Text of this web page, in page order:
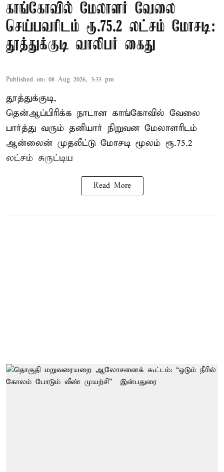
காங்கோவில் மேலாளர் வேலை
செய்பவரிடம் ரூ.75.2 லட்சம் மோசடி:
தூத்துக்குடி வாலிபர் கைது
Published on: 08 Aug 2026, 3:33 pm
தூத்துக்குடி,
தென்ஆப்பிரிக்க நாடான காங்கோவில் வேலை
பார்த்து வரும் தனியார் நிறுவன மேலாளரிடம்
ஆன்லைன் முதலீட்டு மோசடி மூலம் ரூ.75.2
லட்சம் சுருட்டிய
Read More